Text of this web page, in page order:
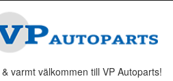
& varmt välkommen till VP Autoparts!